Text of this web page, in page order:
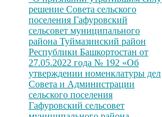
решение Совета сельского
поселения Гафуровский
сельсовет муниципального
района Туймазинский район
Республики Башкортостан от
27.05.2022 года № 192 «Об
утверждении номенклатуры дел
Совета и Администрации
сельского поселения
Гафуровский сельсовет